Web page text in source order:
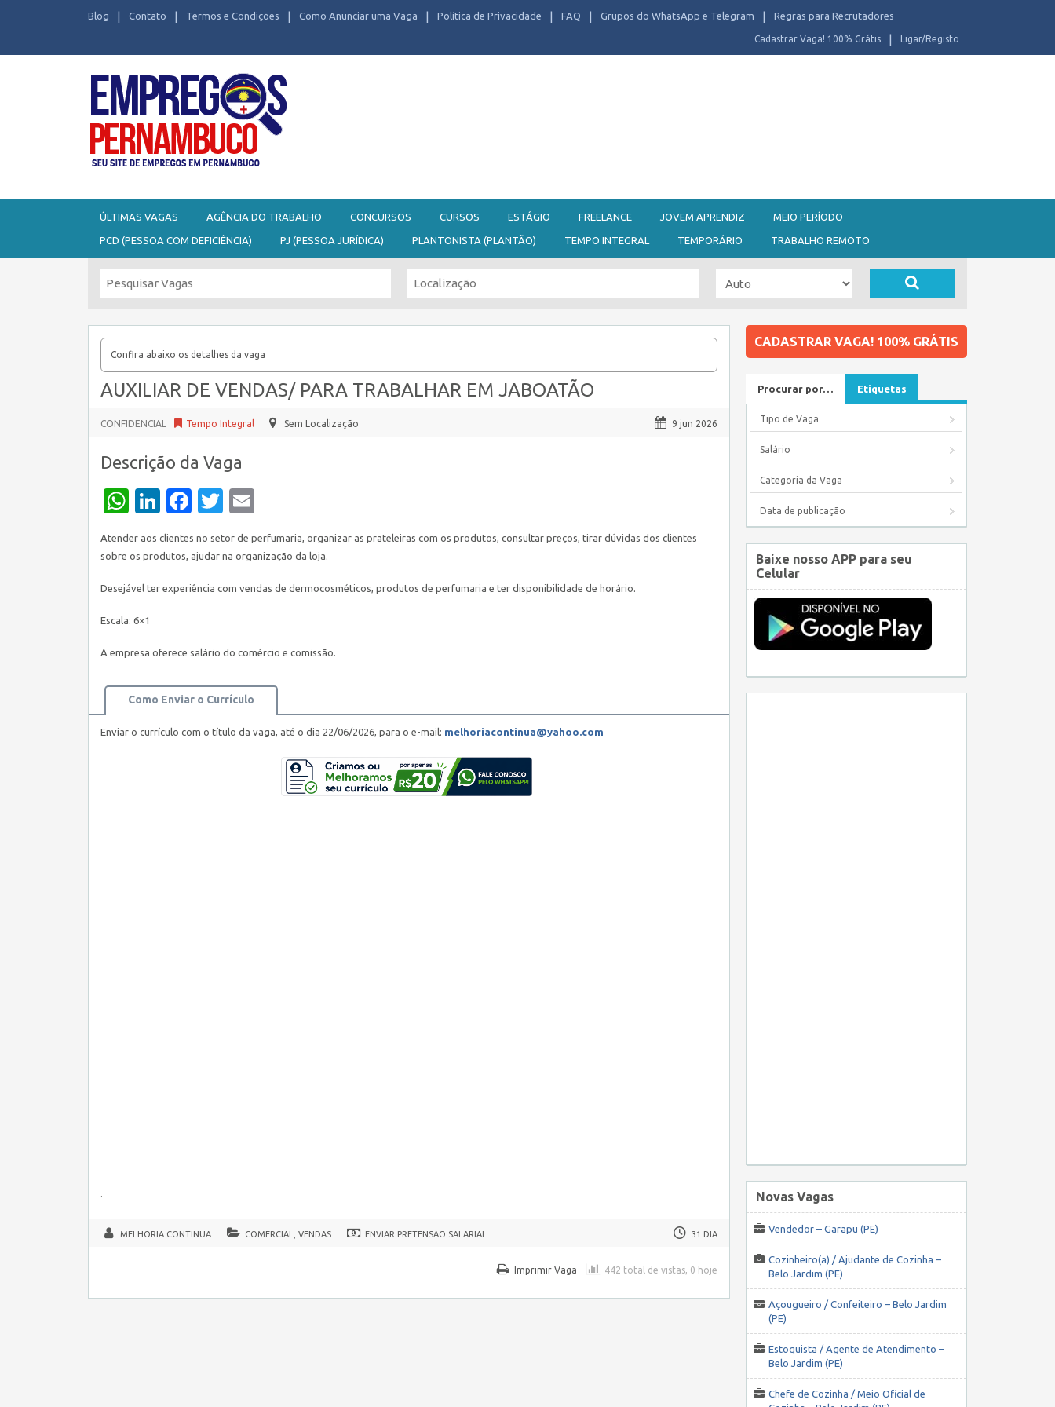
Blog Contato Termos e Condições Como Anunciar uma Vaga Política de Privacidade FAQ Grupos do WhatsApp e Telegram Regras para Recrutadores
Ligar/Registo
Cadastrar Vaga! 100% Grátis
ÚLTIMAS VAGAS AGÊNCIA DO TRABALHO CONCURSOS CURSOS ESTÁGIO FREELANCE JOVEM APRENDIZ MEIO PERÍODO
PCD (PESSOA COM DEFICIÊNCIA) PJ (PESSOA JURÍDICA) PLANTONISTA (PLANTÃO) TEMPO INTEGRAL TEMPORÁRIO TRABALHO REMOTO
Confira abaixo os detalhes da vaga
AUXILIAR DE VENDAS/ PARA TRABALHAR EM JABOATÃO
CONFIDENCIAL Tempo Integral Sem Localização 9 jun 2026
Descrição da Vaga
WhatsApp
LinkedIn
Facebook
Twitter
Atender aos clientes no setor de perfumaria, organizar as prateleiras com os produtos, consultar preços, tirar dúvidas dos clientes
sobre os produtos, ajudar na organização da loja.
Desejável ter experiência com vendas de dermocosméticos, produtos de perfumaria e ter disponibilidade de horário.
Escala: 6×1
A empresa oferece salário do comércio e comissão.
Como Enviar o Currículo
Enviar o currículo com o título da vaga, até o dia 22/06/2026, para o e-mail: melhoriacontinua@yahoo.com
.
MELHORIA CONTINUA COMERCIAL, VENDAS ENVIAR PRETENSÃO SALARIAL 31 DIA
442 total de vistas, 0 hoje
Imprimir Vaga
CADASTRAR VAGA! 100% GRÁTIS
Procurar por… Etiquetas
Tipo de Vaga
Salário
Categoria da Vaga
Data de publicação
Baixe nosso APP para seu
Celular
Novas Vagas
Vendedor – Garapu (PE)
Cozinheiro(a) / Ajudante de Cozinha –
Belo Jardim (PE)
Açougueiro / Confeiteiro – Belo Jardim
(PE)
Estoquista / Agente de Atendimento –
Belo Jardim (PE)
Chefe de Cozinha / Meio Oficial de